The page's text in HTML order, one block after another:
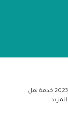
خدمة نقل
المزيد